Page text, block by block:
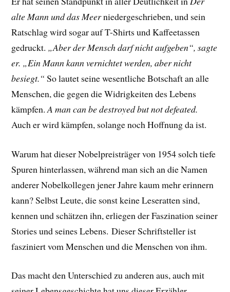
alte Mann und das Meerniedergeschrieben, und sein
Ratschlag wird sogar auf T-Shirts und Kaffeetassen
gedruckt. „Aber der Mensch darf nicht aufgeben“, sagte
er. „Ein Mann kann vernichtet werden, aber nicht
besiegt.“So lautet seine wesentliche Botschaft an alle
Menschen, die gegen die Widrigkeiten des Lebens
kämpfen. A man can be destroyed but not defeated.
Auch er wird kämpfen, solange noch Hoffnung da ist.
Warum hat dieser Nobelpreisträger von 1954 solch tiefe
Spuren hinterlassen, während man sich an die Namen
anderer Nobelkollegen jener Jahre kaum mehr erinnern
kann? Selbst Leute, die sonst keine Leseratten sind,
kennen und schätzen ihn, erliegen der Faszination seiner
Stories und seines Lebens. Dieser Schriftsteller ist
fasziniert vom Menschen und die Menschen von ihm.
Das macht den Unterschied zu anderen aus, auch mit